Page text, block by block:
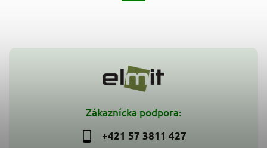
Zákaznícka podpora:
+421 57 3811 427